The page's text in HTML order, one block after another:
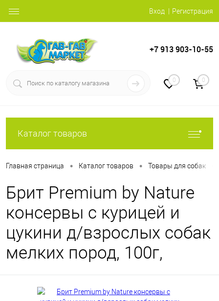
Вход Регистрация
+7 913 903-10-55
0 0
Каталог товаров
Главная страница • Каталог товаров • Товары для собак
Брит Premium by Nature
консервы с курицей и
цукини д/взрослых собак
мелких пород, 100г,